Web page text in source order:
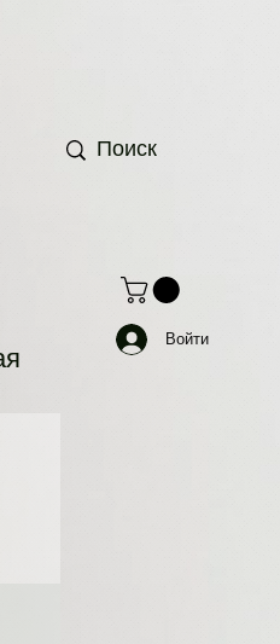
Войти